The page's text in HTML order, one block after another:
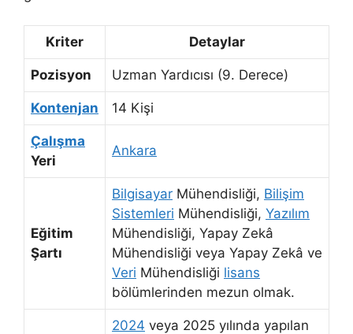
Kriter Detaylar
Pozisyon Uzman Yardıcısı (9. Derece)
Kontenjan 14 Kişi
Çalışma
Yeri
Ankara
Eğitim
Şartı
Bilgisayar Mühendisliği, Bilişim
Sistemleri Mühendisliği, Yazılım
Mühendisliği, Yapay Zekâ
Mühendisliği veya Yapay Zekâ ve
Veri Mühendisliği lisans
bölümlerinden mezun olmak.
2024 veya 2025 yılında yapılan